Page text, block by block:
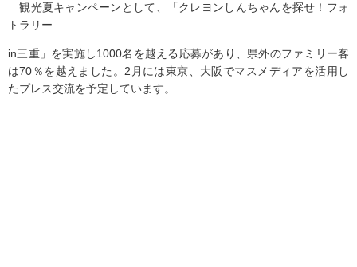
観光夏キャンペーンとして、「クレヨンしんちゃんを探せ！フォ
トラリー
in三重」を実施し1000名を越える応募があり、県外のファミリー客
は70％を越えました。2月には東京、大阪でマスメディアを活用し
たプレス交流を予定しています。